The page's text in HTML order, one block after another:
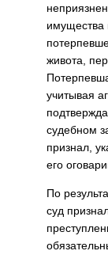
имущества
живота,
учитывая
судебном
признал,
его
По
суд